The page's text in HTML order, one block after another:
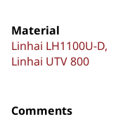
Material
Linhai LH1100U-D
Linhai UTV 800
Comments